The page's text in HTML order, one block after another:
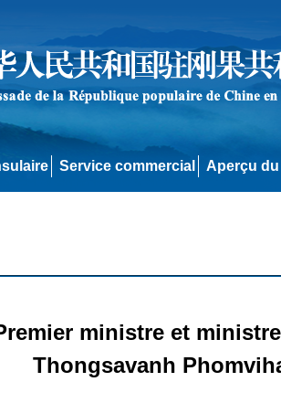
Service commercial Aperçu
ministre et
Thongsavanh